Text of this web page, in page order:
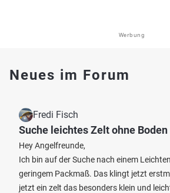
Werbung
Neues im Forum
Fredi Fisch
Suche leichtes Zelt ohne Boden
Hey Angelfreunde,
Ich bin auf der Suche nach einem
geringem Packmaß. Das klingt jetzt
jetzt ein zelt das besonders klein und